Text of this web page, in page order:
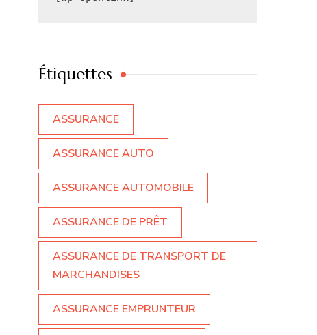
Étiquettes
ASSURANCE
ASSURANCE AUTO
ASSURANCE AUTOMOBILE
ASSURANCE DE PRÊT
ASSURANCE DE TRANSPORT DE
MARCHANDISES
ASSURANCE EMPRUNTEUR